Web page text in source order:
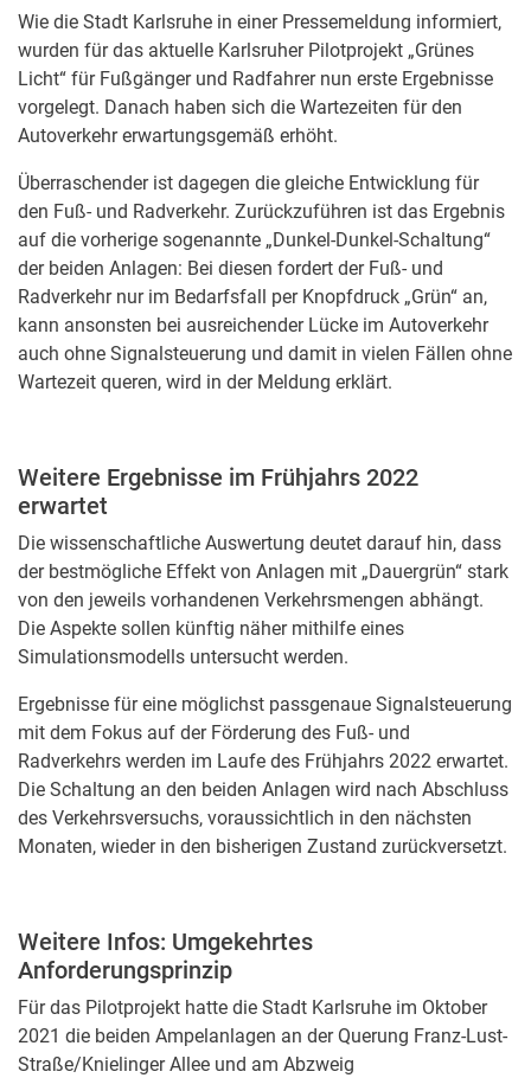
Wie die Stadt Karlsruhe in einer Pressemeldung informiert,
wurden für das aktuelle Karlsruher Pilotprojekt „Grünes
Licht“ für Fußgänger und Radfahrer nun erste Ergebnisse
vorgelegt. Danach haben sich die Wartezeiten für den
Autoverkehr erwartungsgemäß erhöht.
Überraschender ist dagegen die gleiche Entwicklung für
den Fuß- und Radverkehr. Zurückzuführen ist das Ergebnis
auf die vorherige sogenannte „Dunkel-Dunkel-Schaltung“
der beiden Anlagen: Bei diesen fordert der Fuß- und
Radverkehr nur im Bedarfsfall per Knopfdruck „Grün“ an,
kann ansonsten bei ausreichender Lücke im Autoverkehr
auch ohne Signalsteuerung und damit in vielen Fällen ohne
Wartezeit queren, wird in der Meldung erklärt.
Weitere Ergebnisse im Frühjahrs 2022
erwartet
Die wissenschaftliche Auswertung deutet darauf hin, dass
der bestmögliche Effekt von Anlagen mit „Dauergrün“ stark
von den jeweils vorhandenen Verkehrsmengen abhängt.
Die Aspekte sollen künftig näher mithilfe eines
Simulationsmodells untersucht werden.
Ergebnisse für eine möglichst passgenaue Signalsteuerung
mit dem Fokus auf der Förderung des Fuß- und
Radverkehrs werden im Laufe des Frühjahrs 2022 erwartet.
Die Schaltung an den beiden Anlagen wird nach Abschluss
des Verkehrsversuchs, voraussichtlich in den nächsten
Monaten, wieder in den bisherigen Zustand zurückversetzt.
Weitere Infos: Umgekehrtes
Anforderungsprinzip
Für das Pilotprojekt hatte die Stadt Karlsruhe im Oktober
2021 die beiden Ampelanlagen an der Querung Franz-Lust-
Straße/Knielinger Allee und am Abzweig